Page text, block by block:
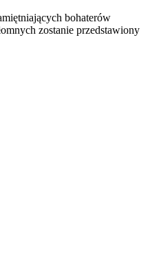
bohaterów
zostanie przedstawiony